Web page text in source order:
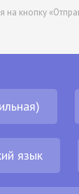
на кнопку
язык